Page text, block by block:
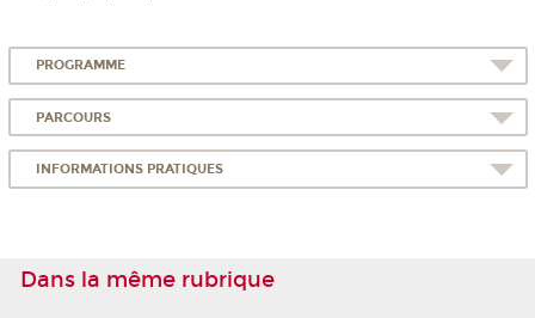
PROGRAMME
PARCOURS
INFORMATIONS PRATIQUES
Dans la même rubrique